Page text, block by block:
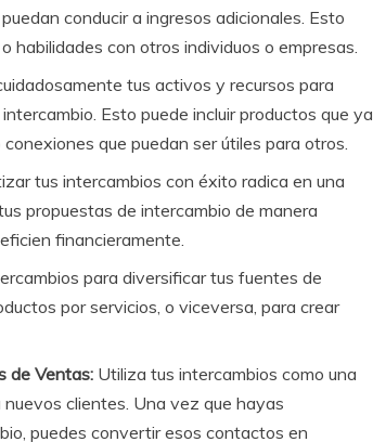
conducir a ingresos adicionales. Esto
habilidades con otros individuos o empresas.
tus activos y recursos para
Esto puede incluir productos que ya
que puedan ser útiles para otros.
tus intercambios con éxito radica en una
propuestas de intercambio de manera
financieramente.
para diversificar tus fuentes de
por servicios, o viceversa, para crear
de Ventas: Utiliza tus intercambios como una
clientes. Una vez que hayas
puedes convertir esos contactos en